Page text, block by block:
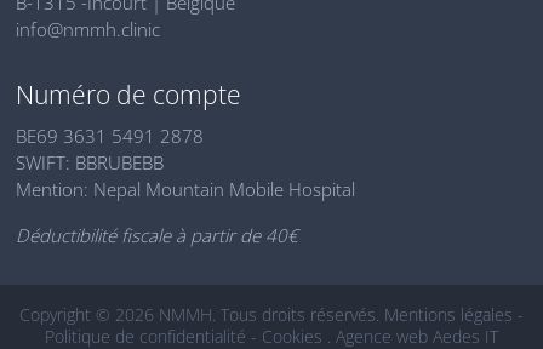
info@nmmh.clinic
Numéro de compte
BE69 3631 5491 2878
SWIFT: BBRUBEBB
Mention: Nepal Mountain Mobile Hospital
Déductibilité fiscale à partir de 40€
Copyright © 2026 NMMH. Tous droits réservés. Mentions légales -
Politique de confidentialité - Cookies Agence web Aedes IT